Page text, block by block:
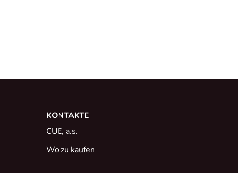
KONTAKTE
CUE, a.s.
Wo zu kaufen